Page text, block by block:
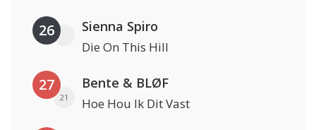
26 Sienna Spiro
Die On This Hill
27
21
Bente & BLØF
Hoe Hou Ik Dit Vast